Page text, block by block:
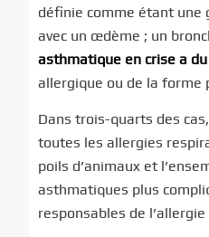
définie comme étant une
avec un œdème ; un
asthmatique en crise a
allergique ou de la forme
Dans trois-quarts des cas,
toutes les allergies
poils d’animaux et
asthmatiques plus
responsables de